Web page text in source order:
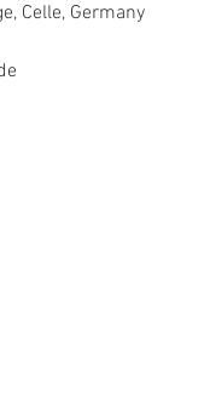
Celle, Germany